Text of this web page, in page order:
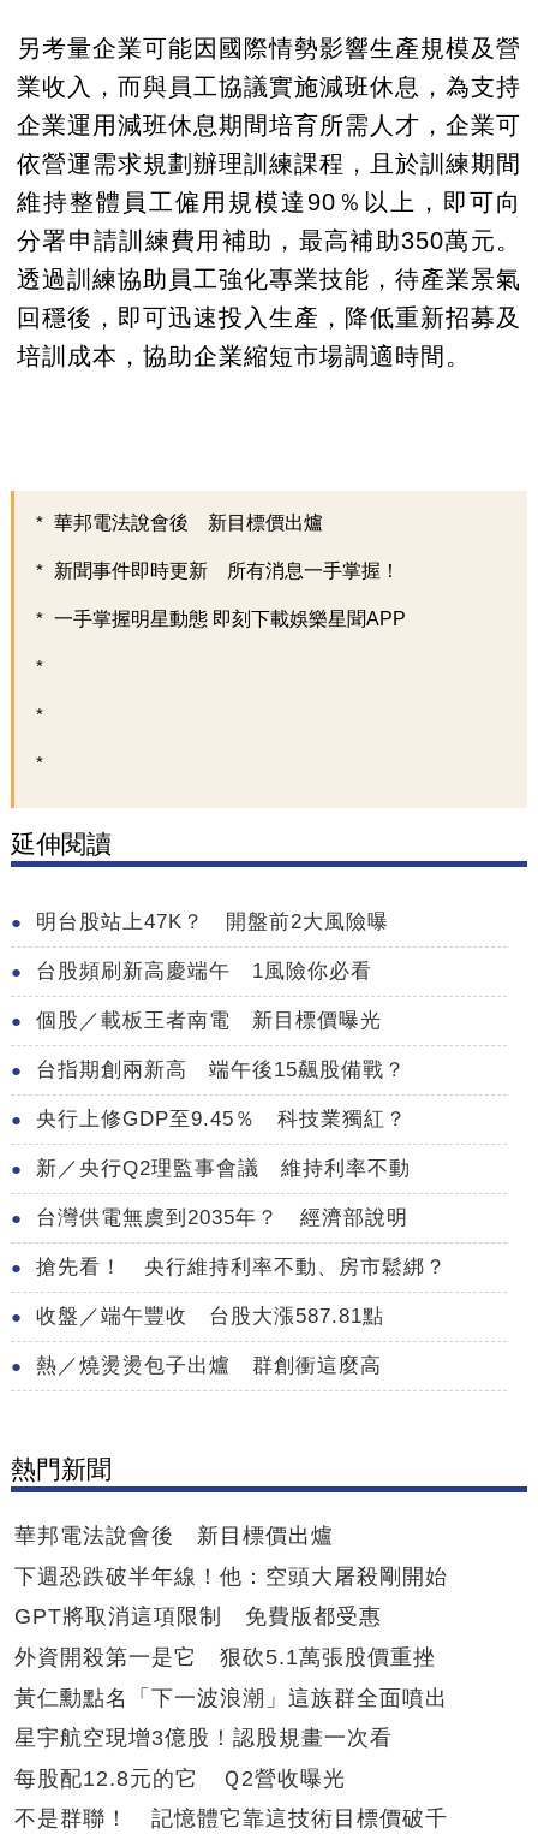
另考量企業可能因國際情勢影響生產規模及營
業收入，而與員工協議實施減班休息，為支持
企業運用減班休息期間培育所需人才，企業可
依營運需求規劃辦理訓練課程，且於訓練期間
維持整體員工僱用規模達90％以上，即可向
分署申請訓練費用補助，最高補助350萬元。
透過訓練協助員工強化專業技能，待產業景氣
回穩後，即可迅速投入生產，降低重新招募及
培訓成本，協助企業縮短市場調適時間。
華邦電法說會後 新目標價出爐
新聞事件即時更新 所有消息一手掌握！
一手掌握明星動態 即刻下載娛樂星聞APP
延伸閱讀
明台股站上47K？ 開盤前2大風險曝
台股頻刷新高慶端午 1風險你必看
個股／載板王者南電 新目標價曝光
台指期創兩新高 端午後15飆股備戰？
央行上修GDP至9.45％ 科技業獨紅？
新／央行Q2理監事會議 維持利率不動
台灣供電無虞到2035年？ 經濟部說明
搶先看！ 央行維持利率不動、房市鬆綁？
收盤／端午豐收 台股大漲587.81點
熱／燒燙燙包子出爐 群創衝這麼高
熱門新聞
華邦電法說會後 新目標價出爐
下週恐跌破半年線！他：空頭大屠殺剛開始
GPT將取消這項限制 免費版都受惠
外資開殺第一是它 狠砍5.1萬張股價重挫
黃仁勳點名「下一波浪潮」這族群全面噴出
星宇航空現增3億股！認股規畫一次看
每股配12.8元的它 Ｑ2營收曝光
不是群聯！ 記憶體它靠這技術目標價破千